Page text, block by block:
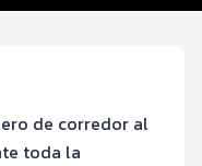
de corredor al
toda la